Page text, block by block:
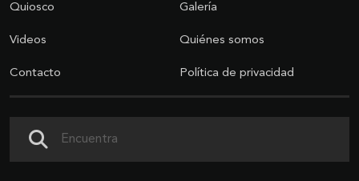
Quiosco Galería
Videos Quiénes somos
Contacto Política de privacidad